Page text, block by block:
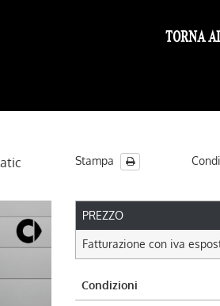
TORNA
Stampa
PREZZO
Fatturazione con iva
Condizioni